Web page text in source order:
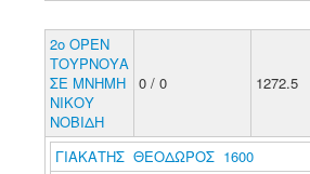
2ο ΟΡΕΝ
ΤΟΥΡΝΟΥΑ
ΣΕ ΜΝΗΜΗ
ΝΙΚΟΥ
ΝΟΒΙΔΗ
0 / 0 1272.5
ΓΙΑΚΑΤΗΣ ΘΕΟΔΩΡΟΣ 1600